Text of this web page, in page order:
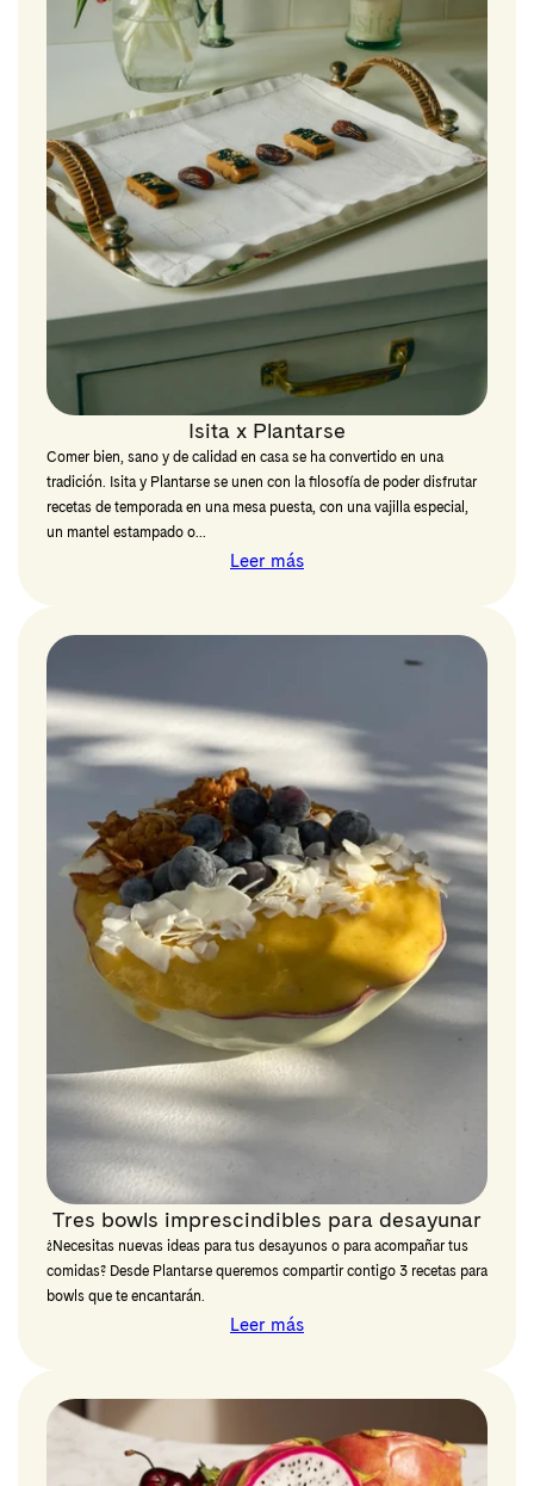
Isita x Plantarse
Comer bien, sano y de calidad en casa se ha convertido en una
tradición. Isita y Plantarse se unen con la filosofía de poder disfrutar
recetas de temporada en una mesa puesta, con una vajilla especial,
un mantel estampado o...
Leer más
Tres bowls imprescindibles para desayunar
¿Necesitas nuevas ideas para tus desayunos o para acompañar tus
comidas? Desde Plantarse queremos compartir contigo 3 recetas para
bowls que te encantarán.
Leer más